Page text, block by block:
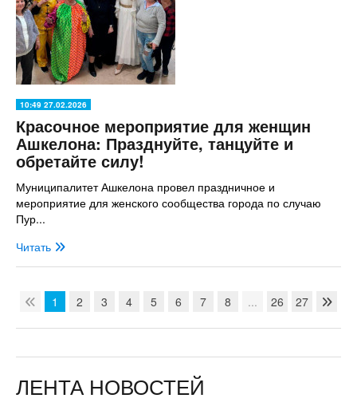
10:49 27.02.2026
Красочное мероприятие для женщин
Ашкелона: Празднуйте, танцуйте и
обретайте силу!
Муниципалитет Ашкелона провел праздничное и
мероприятие для женского сообщества города по случаю
Пур...
Читать
1 2 3 4 5 6 7 8 ... 26 27
ЛЕНТА НОВОСТЕЙ